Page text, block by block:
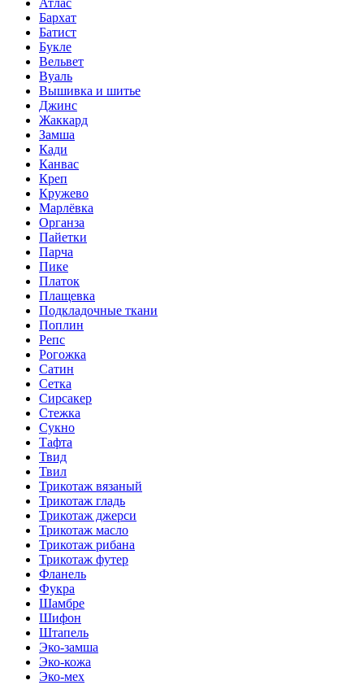
Атлас
Бархат
Батист
Букле
Вельвет
Вуаль
Вышивка и шитье
Джинс
Жаккард
Замша
Кади
Канвас
Креп
Кружево
Марлёвка
Органза
Пайетки
Парча
Пике
Платок
Плащевка
Подкладочные ткани
Поплин
Репс
Рогожка
Сатин
Сетка
Сирсакер
Стежка
Сукно
Тафта
Твид
Твил
Трикотаж вязаный
Трикотаж гладь
Трикотаж джерси
Трикотаж масло
Трикотаж рибана
Трикотаж футер
Фланель
Фукра
Шамбре
Шифон
Штапель
Эко-замша
Эко-кожа
Эко-мех